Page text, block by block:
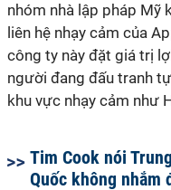
nhóm nhà lập pháp Mỹ
liên hệ nhạy cảm của
công ty này đặt giá trị
người đang đấu tranh
khu vực nhạy cảm như
Tim Cook nói Trung
Quốc không nhắm